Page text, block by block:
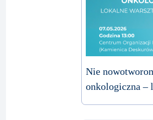
Nie
onkologiczna –